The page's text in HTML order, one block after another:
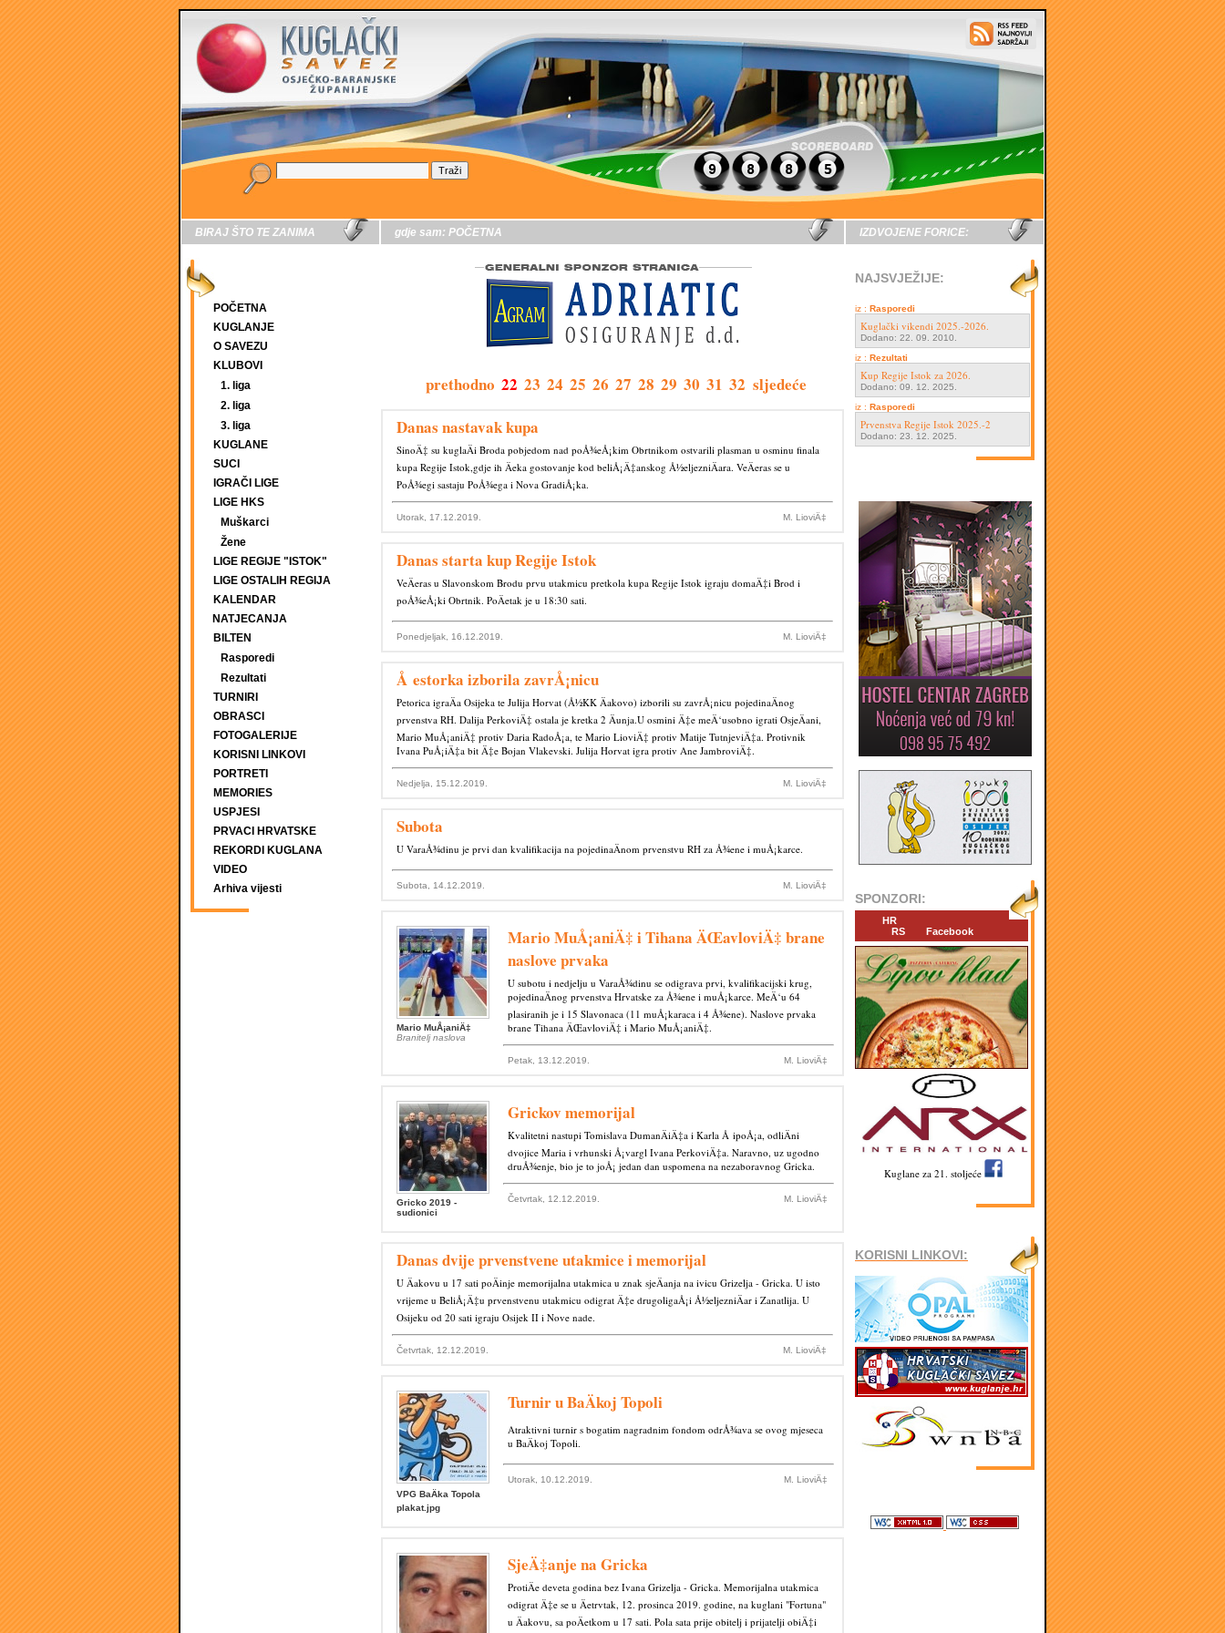
BIRAJ ŠTO TE ZANIMA
POČETNA
KUGLANJE
O SAVEZU
KLUBOVI
1. liga
2. liga
3. liga
KUGLANE
SUCI
IGRAČI LIGE
LIGE HKS
Muškarci
Žene
LIGE REGIJE "ISTOK"
LIGE OSTALIH REGIJA
KALENDAR
NATJECANJA
BILTEN
Rasporedi
Rezultati
TURNIRI
OBRASCI
FOTOGALERIJE
KORISNI LINKOVI
PORTRETI
MEMORIES
USPJESI
PRVACI HRVATSKE
REKORDI KUGLANA
VIDEO
Arhiva vijesti
gdje sam: POČETNA
prethodno 22 23 24 25 26 27 28 29 30 31 32 sljedeće
Danas nastavak kupa
SinoÄ‡ su kuglaÄi Broda pobjedom nad poÅ¾eÅ¡kim Obrtnikom ostvarili plasman u osminu finala
kupa Regije Istok,gdje ih Äeka gostovanje kod beliÅ¡Ä‡anskog Å½eljezniÄara. VeÄeras se u
PoÅ¾egi sastaju PoÅ¾ega i Nova GradiÅ¡ka.
Utorak, 17.12.2019. M. LioviÄ‡
Danas starta kup Regije Istok
VeÄeras u Slavonskom Brodu prvu utakmicu pretkola kupa Regije Istok igraju domaÄ‡i Brod i
poÅ¾eÅ¡ki Obrtnik. PoÄetak je u 18:30 sati.
Ponedjeljak, 16.12.2019. M. LioviÄ‡
Å estorka izborila zavrÅ¡nicu
Petorica igraÄa Osijeka te Julija Horvat (Å½KK Äakovo) izborili su zavrÅ¡nicu pojedinaÄnog
prvenstva RH. Dalija PerkoviÄ‡ ostala je kretka 2 Äunja.U osmini Ä‡e meÄ‘usobno igrati OsjeÄani,
Mario MuÅ¡aniÄ‡ protiv Daria RadoÅ¡a, te Mario LioviÄ‡ protiv Matije TutnjeviÄ‡a. Protivnik
Ivana PuÅ¡iÄ‡a bit Ä‡e Bojan Vlakevski. Julija Horvat igra protiv Ane JambroviÄ‡.
Nedjelja, 15.12.2019. M. LioviÄ‡
Subota
U VaraÅ¾dinu je prvi dan kvalifikacija na pojedinaÄnom prvenstvu RH za Å¾ene i muÅ¡karce.
Subota, 14.12.2019. M. LioviÄ‡
Mario MuÅ¡aniÄ‡
Branitelj naslova
Mario MuÅ¡aniÄ‡ i Tihana ÄŒavloviÄ‡ brane
naslove prvaka
U subotu i nedjelju u VaraÅ¾dinu se odigrava prvi, kvalifikacijski krug,
pojedinaÄnog prvenstva Hrvatske za Å¾ene i muÅ¡karce. MeÄ‘u 64
plasiranih je i 15 Slavonaca (11 muÅ¡karaca i 4 Å¾ene). Naslove prvaka
brane Tihana ÄŒavloviÄ‡ i Mario MuÅ¡aniÄ‡.
Petak, 13.12.2019. M. LioviÄ‡
Gricko 2019 -
sudionici
Grickov memorijal
Kvalitetni nastupi Tomislava DumanÄiÄ‡a i Karla Å ipoÅ¡a, odliÄni
dvojice Maria i vrhunski Å¡vargl Ivana PerkoviÄ‡a. Naravno, uz ugodno
druÅ¾enje, bio je to joÅ¡ jedan dan uspomena na nezaboravnog Gricka.
Četvrtak, 12.12.2019. M. LioviÄ‡
Danas dvije prvenstvene utakmice i memorijal
U Äakovu u 17 sati poÄinje memorijalna utakmica u znak sjeÄanja na ivicu Grizelja - Gricka. U isto
vrijeme u BeliÅ¡Ä‡u prvenstvenu utakmicu odigrat Ä‡e drugoligaÅ¡i Å½eljezniÄar i Zanatlija. U
Osijeku od 20 sati igraju Osijek II i Nove nade.
Četvrtak, 12.12.2019. M. LioviÄ‡
VPG BaÄka Topola
plakat.jpg
Turnir u BaÄkoj Topoli
Atraktivni turnir s bogatim nagradnim fondom odrÅ¾ava se ovog mjeseca
u BaÄkoj Topoli.
Utorak, 10.12.2019. M. LioviÄ‡
SjeÄ‡anje na Gricka
ProtiÄe deveta godina bez Ivana Grizelja - Gricka. Memorijalna utakmica
odigrat Ä‡e se u Äetrvtak, 12. prosinca 2019. godine, na kuglani "Fortuna"
u Äakovu, sa poÄetkom u 17 sati. Pola sata prije obitelj i prijatelji obiÄ‡i
IZDVOJENE FORICE:
NAJSVJEŽIJE:
iz : Rasporedi
Kuglački vikendi 2025.-2026.
Dodano: 22. 09. 2010.
iz : Rezultati
Kup Regije Istok za 2026.
Dodano: 09. 12. 2025.
iz : Rasporedi
Prvenstva Regije Istok 2025.-2
Dodano: 23. 12. 2025.
SPONZORI:
HR
RS
Facebook
Kuglane za 21. stoljeće
KORISNI LINKOVI: